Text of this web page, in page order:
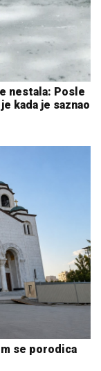
nestala: Posle
kada je saznao
se porodica